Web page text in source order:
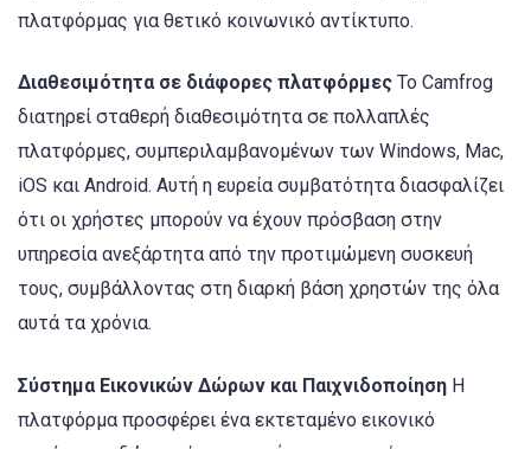
πλατφόρμας για θετικό κοινωνικό αντίκτυπο.
Διαθεσιμότητα σε διάφορες πλατφόρμες Το Camfrog
διατηρεί σταθερή διαθεσιμότητα σε πολλαπλές
πλατφόρμες, συμπεριλαμβανομένων των Windows, Mac,
iOS και Android. Αυτή η ευρεία συμβατότητα διασφαλίζει
ότι οι χρήστες μπορούν να έχουν πρόσβαση στην
υπηρεσία ανεξάρτητα από την προτιμώμενη συσκευή
τους, συμβάλλοντας στη διαρκή βάση χρηστών της όλα
αυτά τα χρόνια.
Σύστημα Εικονικών Δώρων και Παιχνιδοποίηση Η
πλατφόρμα προσφέρει ένα εκτεταμένο εικονικό